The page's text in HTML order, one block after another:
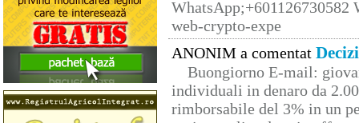
web-crypto-expe
ANONIM a comentat
Buongiorno E-mail:
individuali in denaro da
rimborsabile del 3% in un